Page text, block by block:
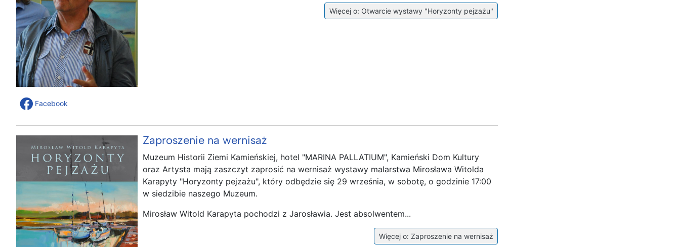
Więcej o: Otwarcie wystawy "Horyzonty pejzażu"
Facebook
Zaproszenie na wernisaż
Muzeum Historii Ziemi Kamieńskiej, hotel "MARINA PALLATIUM", Kamieński Dom Kultury
oraz Artysta mają zaszczyt zaprosić na wernisaż wystawy malarstwa Mirosława Witolda
Karapyty "Horyzonty pejzażu", który odbędzie się 29 września, w sobotę, o godzinie 17:00
w siedzibie naszego Muzeum.
Mirosław Witold Karapyta pochodzi z Jarosławia. Jest absolwentem...
Więcej o: Zaproszenie na wernisaż